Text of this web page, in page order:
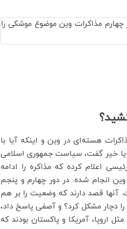
هسته‌ای در وین و اینکه آیا با
یا خیر گفت، سیاست جمهوری اسلامی
اعلام کرده که مذاکره را ادامه
انجام شده. در دور چهارم و پنجم
آنها قصد دارند که وضعیت را بر هم
را دچار مشکل کرد؟ و آصفی پاسخ داد،
اروپا، آمریکا و پاکستان بودند که